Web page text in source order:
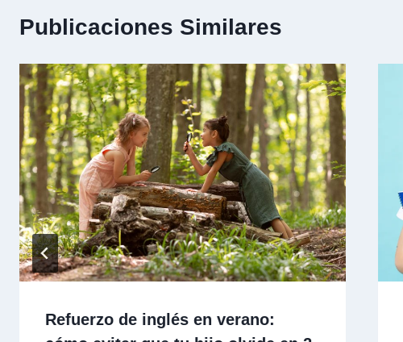
Publicaciones Similares
Refuerzo de inglés en verano: